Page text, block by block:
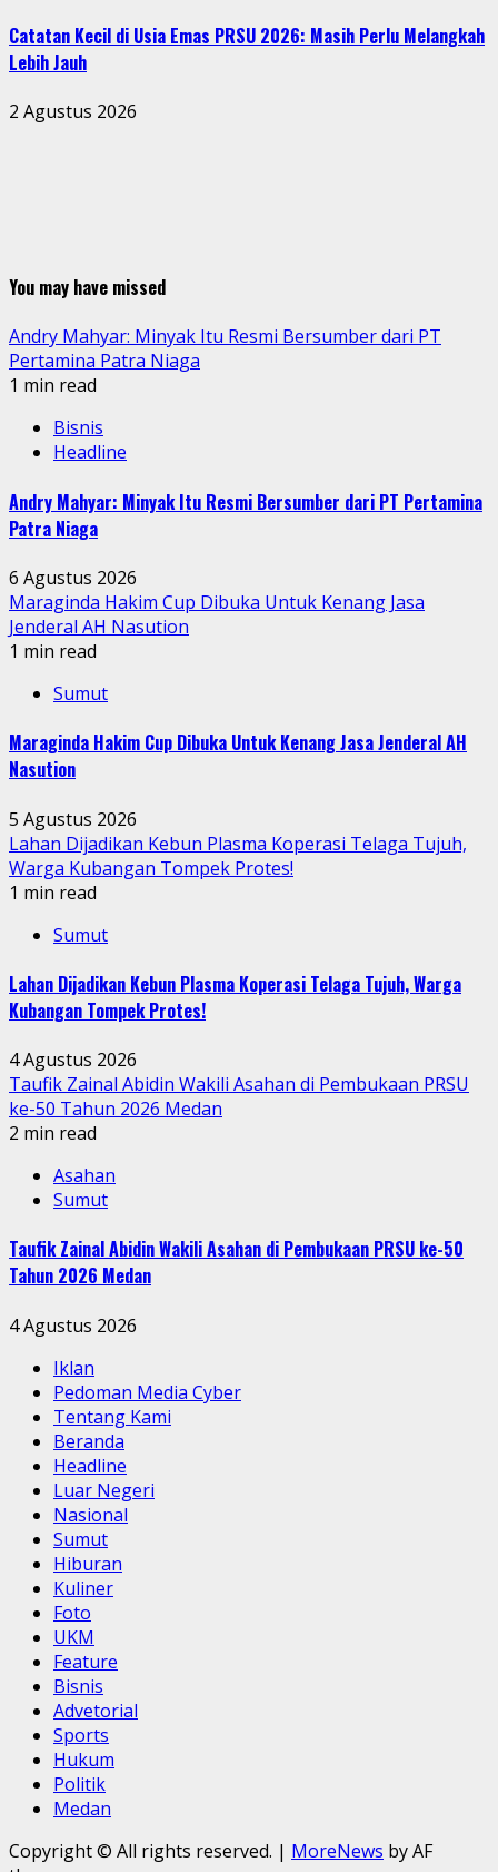
Catatan Kecil di Usia Emas PRSU 2026: Masih Perlu Melangkah
Lebih Jauh
2 Agustus 2026
You may have missed
Andry Mahyar: Minyak Itu Resmi Bersumber dari PT
Pertamina Patra Niaga
1 min read
Bisnis
Headline
Andry Mahyar: Minyak Itu Resmi Bersumber dari PT Pertamina
Patra Niaga
6 Agustus 2026
Maraginda Hakim Cup Dibuka Untuk Kenang Jasa
Jenderal AH Nasution
1 min read
Sumut
Maraginda Hakim Cup Dibuka Untuk Kenang Jasa Jenderal AH
Nasution
5 Agustus 2026
Lahan Dijadikan Kebun Plasma Koperasi Telaga Tujuh,
Warga Kubangan Tompek Protes!
1 min read
Sumut
Lahan Dijadikan Kebun Plasma Koperasi Telaga Tujuh, Warga
Kubangan Tompek Protes!
4 Agustus 2026
Taufik Zainal Abidin Wakili Asahan di Pembukaan PRSU
ke-50 Tahun 2026 Medan
2 min read
Asahan
Sumut
Taufik Zainal Abidin Wakili Asahan di Pembukaan PRSU ke-50
Tahun 2026 Medan
4 Agustus 2026
Iklan
Pedoman Media Cyber
Tentang Kami
Beranda
Headline
Luar Negeri
Nasional
Sumut
Hiburan
Kuliner
Foto
UKM
Feature
Bisnis
Advetorial
Sports
Hukum
Politik
Medan
Copyright © All rights reserved. | MoreNews by AF